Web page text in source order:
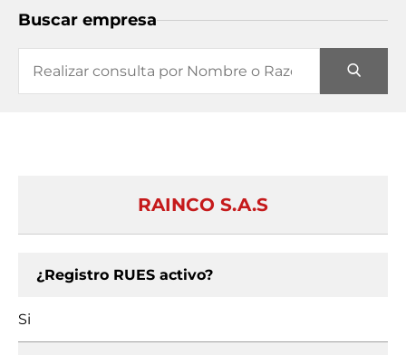
Buscar empresa
RAINCO S.A.S
¿Registro RUES activo?
Si